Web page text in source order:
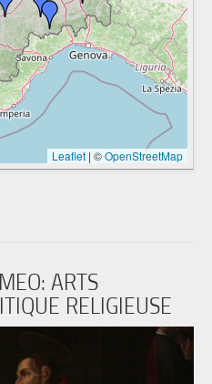
Leaflet | ©OpenStreetMap
ARTS
RELIGIEUSE